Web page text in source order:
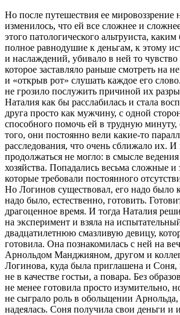
Но после путешествия ее мировоззрение
изменилось, что ей все сложнее и
этого патологического альтруиста,
полное равнодушие к деньгам, к этому
и наслаждений, убивало в ней то чувство
которое заставляло раньше смотреть на
и «открыв рот» слушать каждое его
не грозило послужить причиной их
Наталия как бы расслабилась и стала
друга просто как мужчину, с одной
способного помочь ей в трудную
того, они постоянно вели какие-то
расследования, что очень сближало их. И
продолжаться не могло: в смысле
хозяйства. Попадались весьма сложные и
которые требовали постоянного
Но Логинов существовал, его надо было
надо было, естественно, готовить.
драгоценное время. И тогда Наталия
на эксперимент и взяла на
двадцатилетнюю смазливую девицу,
готовила. Она познакомилась с ней на
Арнольдом Манджияном, другом и
Логинова, куда была приглашена и Соня,
не в качестве гостьи, а повара. Без
не менее готовила просто изумительно,
не сыграло роль в обольщении Арнольда,
надеялась. Соня получила свои деньги и